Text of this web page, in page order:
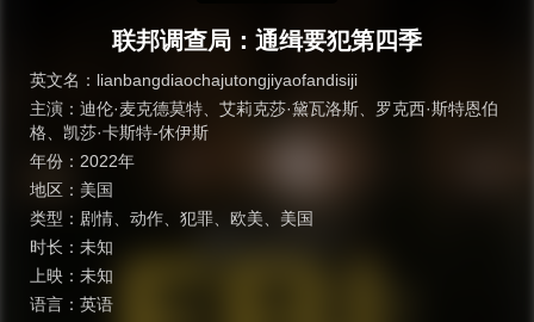
联邦调查局：通缉要犯第四季
英文名： lianbangdiaochajutongjiyaofandisiji
主演： 迪伦·麦克德莫特 艾莉克莎·黛瓦洛斯
罗克西·斯特恩伯
格
凯莎·卡斯特-休伊斯
年份： 2022年
地区： 美国
类型： 剧情 动作 犯罪 欧美
美国
时长： 未知
上映： 未知
语言： 英语